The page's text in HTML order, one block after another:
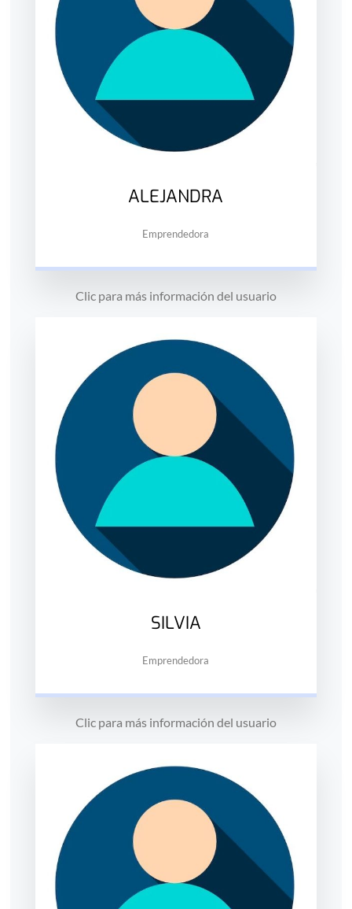
ALEJANDRA
Emprendedora
Clic para más información del usuario
SILVIA
Emprendedora
Clic para más información del usuario